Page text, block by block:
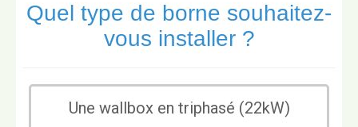
Quel type de borne souhaitez-
vous installer ?
Une wallbox en triphasé (22kW)